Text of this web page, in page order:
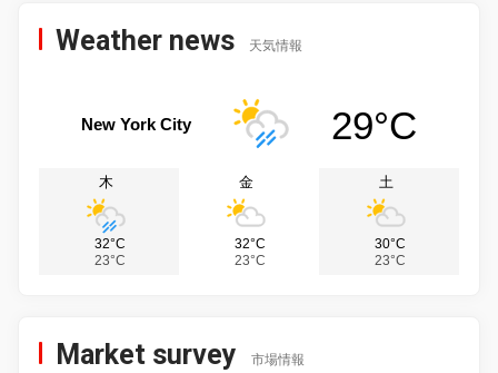
Weather news 天気情報
New York City 29°C
木
32°C
23°C
金
32°C
23°C
土
30°C
23°C
Market survey 市場情報